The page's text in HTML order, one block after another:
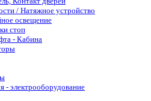
/ Натяжное устройство
освещение
стоп
- Кабина
- электрооборудование